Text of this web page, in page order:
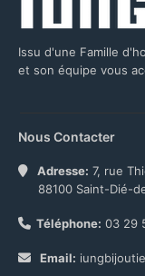
Issu d'une Famille
et son équipe vous
Nous Contacter
Adresse: 7, rue
88100 Saint-Dié-
Téléphone: 03 29
Email: